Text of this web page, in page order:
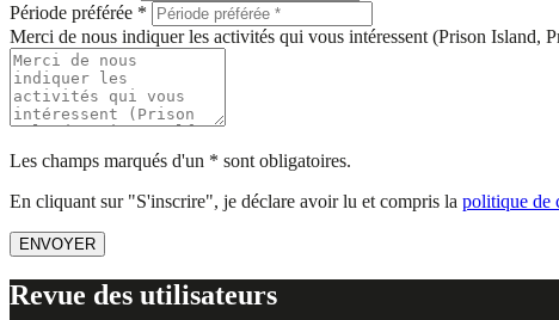
Période préférée *
Merci de nous indiquer les activités qui vous intéressent (Prison Island,
Les champs marqués d'un * sont obligatoires.
En cliquant sur "S'inscrire", je déclare avoir lu et compris la politique de
ENVOYER
Revue des utilisateurs